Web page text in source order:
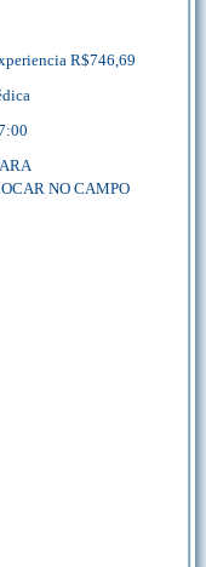
R$746,69
NO CAMPO